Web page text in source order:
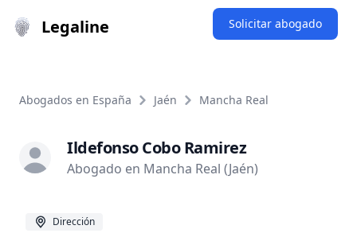
Legaline Solicitar abogado
Abogados en España Jaén Mancha Real
Ildefonso Cobo Ramirez
Abogado en Mancha Real (Jaén)
Dirección